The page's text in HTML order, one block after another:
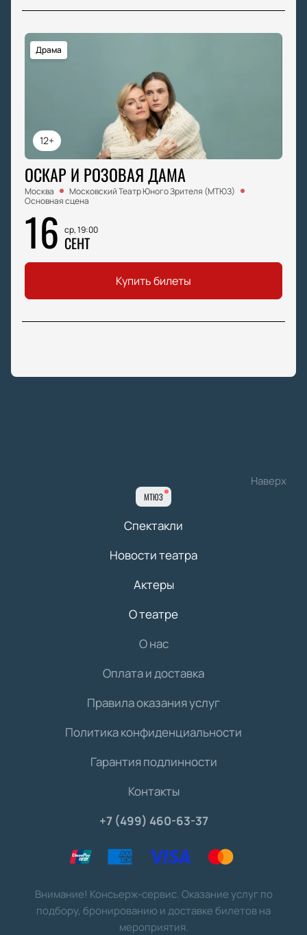
12+
Драма
ОСКАР И РОЗОВАЯ ДАМА
Москва
Московский Театр Юного Зрителя (МТЮЗ)
Основная сцена
16 ср, 19:00
СЕНТ
Купить билеты
Наверх
МТЮЗ
Спектакли
Новости театра
Актеры
О театре
О нас
Оплата и доставка
Правила оказания услуг
Политика конфиденциальности
Гарантия подлинности
Контакты
+7 (499) 460-63-37
Внимание! Консьерж-сервис. Оказание услуг по
подбору, бронированию и доставке билетов на
мероприятия.